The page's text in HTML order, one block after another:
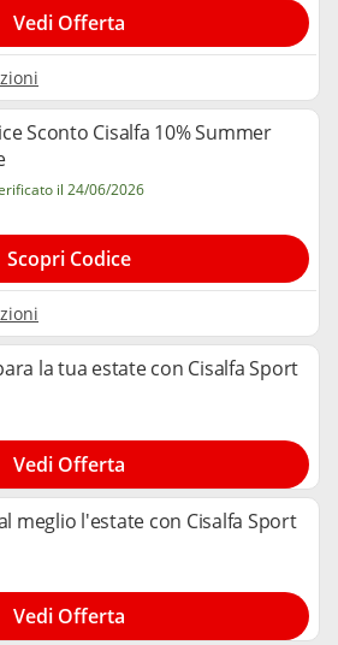
Vedi Offerta
Sconto Cisalfa 10% Summer
il 24/06/2026
Scopri Codice
la tua estate con Cisalfa Sport
Vedi Offerta
meglio l'estate con Cisalfa Sport
Vedi Offerta